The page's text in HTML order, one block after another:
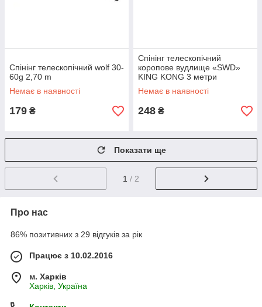
Спінінг телескопічний wolf 30-
60g 2,70 m
Немає в наявності
179 ₴
Спінінг телескопічний
коропове вудлище «SWD»
KING KONG 3 метри
Немає в наявності
248 ₴
Показати ще
1 / 2
Про нас
86% позитивних з 29 відгуків за рік
Працює з 10.02.2016
м. Харків
Харків, Україна